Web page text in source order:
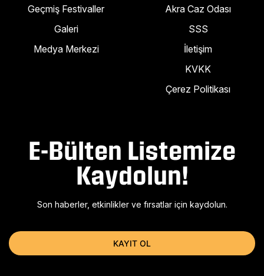
Geçmiş Festivaller
Galeri
Medya Merkezi
Akra Caz Odası
SSS
İletişim
KVKK
Çerez Politikası
E-Bülten Listemize
Kaydolun!
Son haberler, etkinlikler ve fırsatlar için kaydolun.
KAYIT OL